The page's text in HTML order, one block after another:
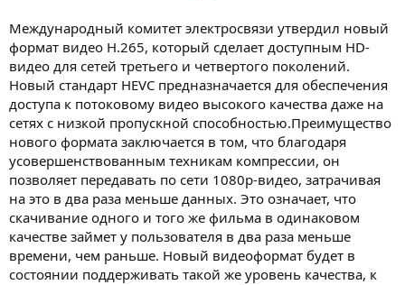
Международный комитет электросвязи утвердил новый
формат видео H.265, который сделает доступным HD-
видео для сетей третьего и четвертого поколений.
Новый стандарт HEVC предназначается для обеспечения
доступа к потоковому видео высокого качества даже на
сетях с низкой пропускной способностью.Преимущество
нового формата заключается в том, что благодаря
усовершенствованным техникам компрессии, он
позволяет передавать по сети 1080p-видео, затрачивая
на это в два раза меньше данных. Это означает, что
скачивание одного и того же фильма в одинаковом
качестве займет у пользователя в два раза меньше
времени, чем раньше. Новый видеоформат будет в
состоянии поддерживать такой же уровень качества, к